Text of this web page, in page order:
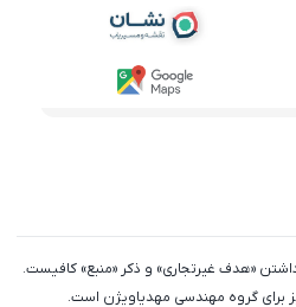
«هدف غیرتجاری» و ذکر «منبع» کافیست.
برای گروه مهندسی مهدیاویژن است.